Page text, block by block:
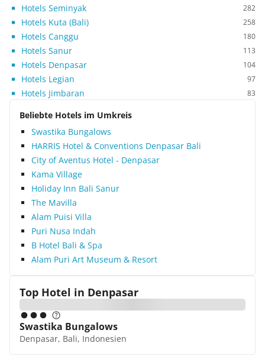
Hotels Seminyak 282
Hotels Kuta (Bali) 258
Hotels Canggu 180
Hotels Sanur 113
Hotels Denpasar 104
Hotels Legian 97
Hotels Jimbaran 83
Beliebte Hotels im Umkreis
Swastika Bungalows
HARRIS Hotel & Conventions Denpasar Bali
City of Aventus Hotel - Denpasar
Kama Village
Holiday Inn Bali Sanur
The Mavilla
Alam Puisi Villa
Puri Nusa Indah
B Hotel Bali & Spa
Alam Puri Art Museum & Resort
Top Hotel in Denpasar
Swastika Bungalows
Denpasar, Bali, Indonesien